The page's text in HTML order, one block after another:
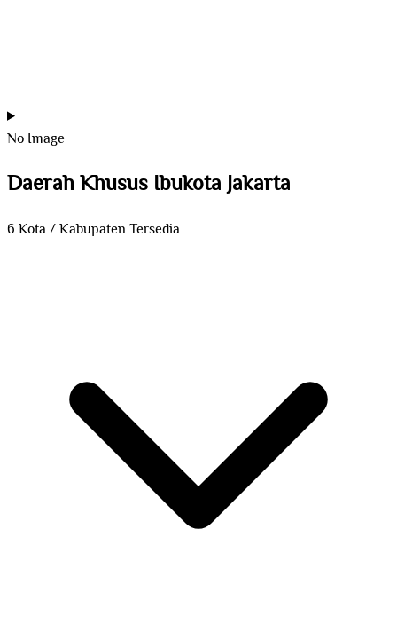
No Image
Daerah Khusus Ibukota Jakarta
6 Kota / Kabupaten Tersedia